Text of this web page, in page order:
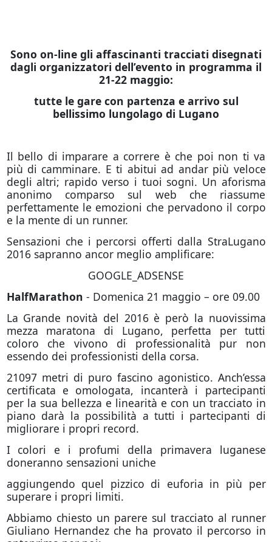
Sono on-line gli affascinanti tracciati disegnati
dagli organizzatori dell’evento in programma il
21-22 maggio:
tutte le gare con partenza e arrivo sul
bellissimo lungolago di Lugano
Il bello di imparare a correre è che poi non ti va
più di camminare. E ti abitui ad andar più veloce
degli altri; rapido verso i tuoi sogni. Un aforisma
anonimo comparso sul web che riassume
perfettamente le emozioni che pervadono il corpo
e la mente di un runner.
Sensazioni che i percorsi offerti dalla StraLugano
2016 sapranno ancor meglio amplificare:
GOOGLE_ADSENSE
HalfMarathon - Domenica 21 maggio – ore 09.00
La Grande novità del 2016 è però la nuovissima
mezza maratona di Lugano, perfetta per tutti
coloro che vivono di professionalità pur non
essendo dei professionisti della corsa.
21097 metri di puro fascino agonistico. Anch’essa
certificata e omologata, incanterà i partecipanti
per la sua bellezza e linearità e con un tracciato in
piano darà la possibilità a tutti i partecipanti di
migliorare i propri record.
I colori e i profumi della primavera luganese
doneranno sensazioni uniche
aggiungendo quel pizzico di euforia in più per
superare i propri limiti.
Abbiamo chiesto un parere sul tracciato al runner
Giuliano Hernandez che ha provato il percorso in